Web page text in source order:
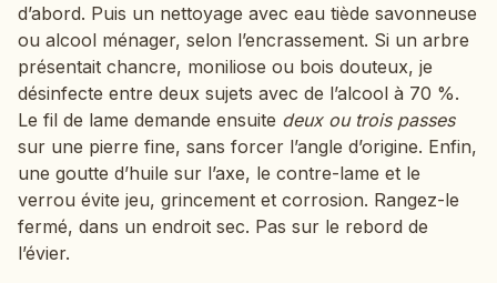
d’abord. Puis un nettoyage avec eau tiède savonneuse
ou alcool ménager, selon l’encrassement. Si un arbre
présentait chancre, moniliose ou bois douteux, je
désinfecte entre deux sujets avec de l’alcool à 70 %.
Le fil de lame demande ensuite deux ou trois passes
sur une pierre fine, sans forcer l’angle d’origine. Enfin,
une goutte d’huile sur l’axe, le contre-lame et le
verrou évite jeu, grincement et corrosion. Rangez-le
fermé, dans un endroit sec. Pas sur le rebord de
l’évier.